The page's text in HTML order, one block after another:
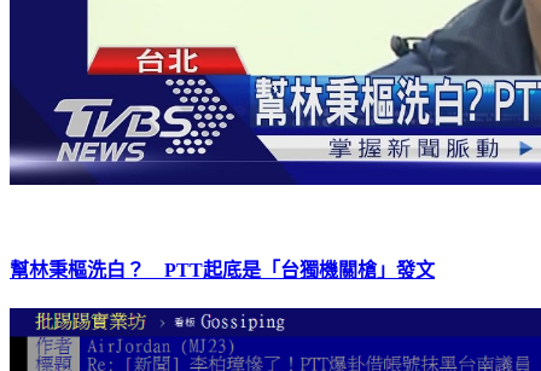
幫林秉樞洗白？ PTT起底是「台獨機關槍」發文